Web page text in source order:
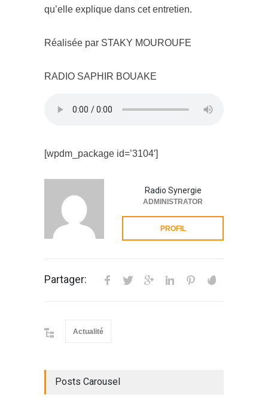
qu’elle explique dans cet entretien.
Réalisée par STAKY MOUROUFE
RADIO SAPHIR BOUAKE
[wpdm_package id=’3104′]
Radio Synergie
ADMINISTRATOR
PROFIL
Partager:
Actualité
Posts Carousel